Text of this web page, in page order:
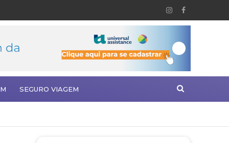
SEGURO VIAGEM